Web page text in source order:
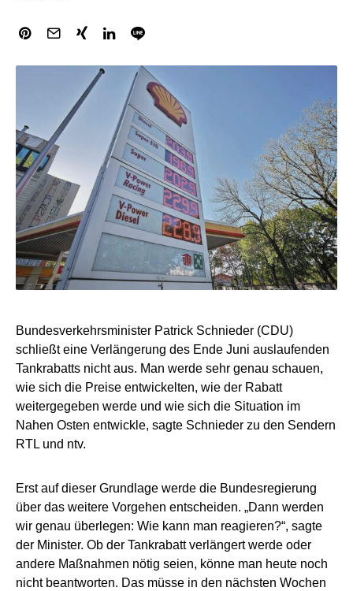
Bundesverkehrsminister Patrick Schnieder (CDU)
schließt eine Verlängerung des Ende Juni auslaufenden
Tankrabatts nicht aus. Man werde sehr genau schauen,
wie sich die Preise entwickelten, wie der Rabatt
weitergegeben werde und wie sich die Situation im
Nahen Osten entwickle, sagte Schnieder zu den Sendern
RTL und ntv.
Erst auf dieser Grundlage werde die Bundesregierung
über das weitere Vorgehen entscheiden. „Dann werden
wir genau überlegen: Wie kann man reagieren?“, sagte
der Minister. Ob der Tankrabatt verlängert werde oder
andere Maßnahmen nötig seien, könne man heute noch
nicht beantworten. Das müsse in den nächsten Wochen